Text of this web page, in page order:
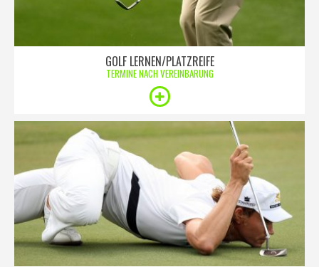
GOLF LERNEN/PLATZREIFE
TERMINE NACH VEREINBARUNG